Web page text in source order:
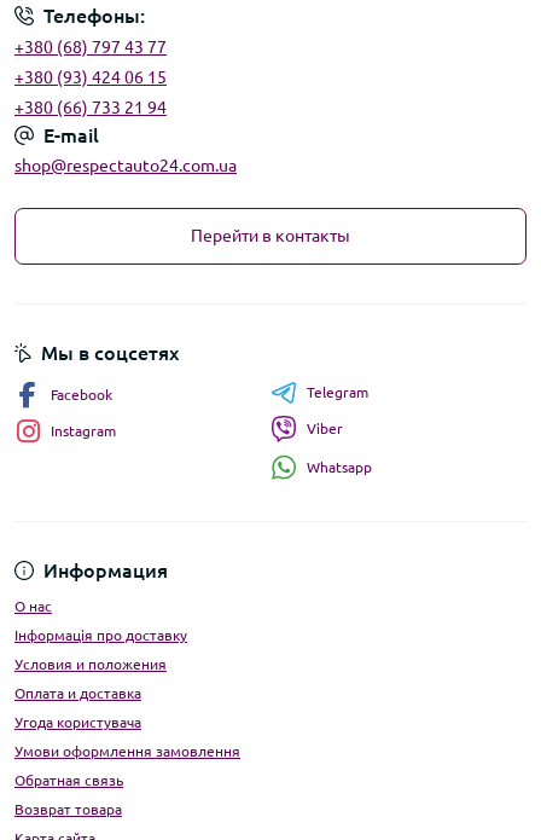
Телефоны:
+380 (68) 797 43 77
+380 (93) 424 06 15
+380 (66) 733 21 94
E-mail
shop@respectauto24.com.ua
Перейти в контакты
Информация
О нас
Інформація про доставку
Условия и положения
Оплата и доставка
Угода користувача
Умови оформлення замовлення
Обратная связь
Возврат товара
Мы в соцсетях
Facebook
Instagram
Telegram
Viber
Whatsapp